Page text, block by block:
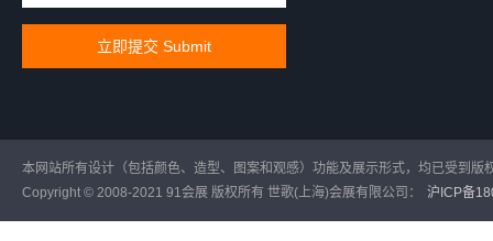
本网站所有设计（包括颜色、造型、图案和观感）功能及展示形式，均已受到
Copyright © 2008-2021 91会展 版权所有 世歌(上海)会展有限公司：
沪ICP备